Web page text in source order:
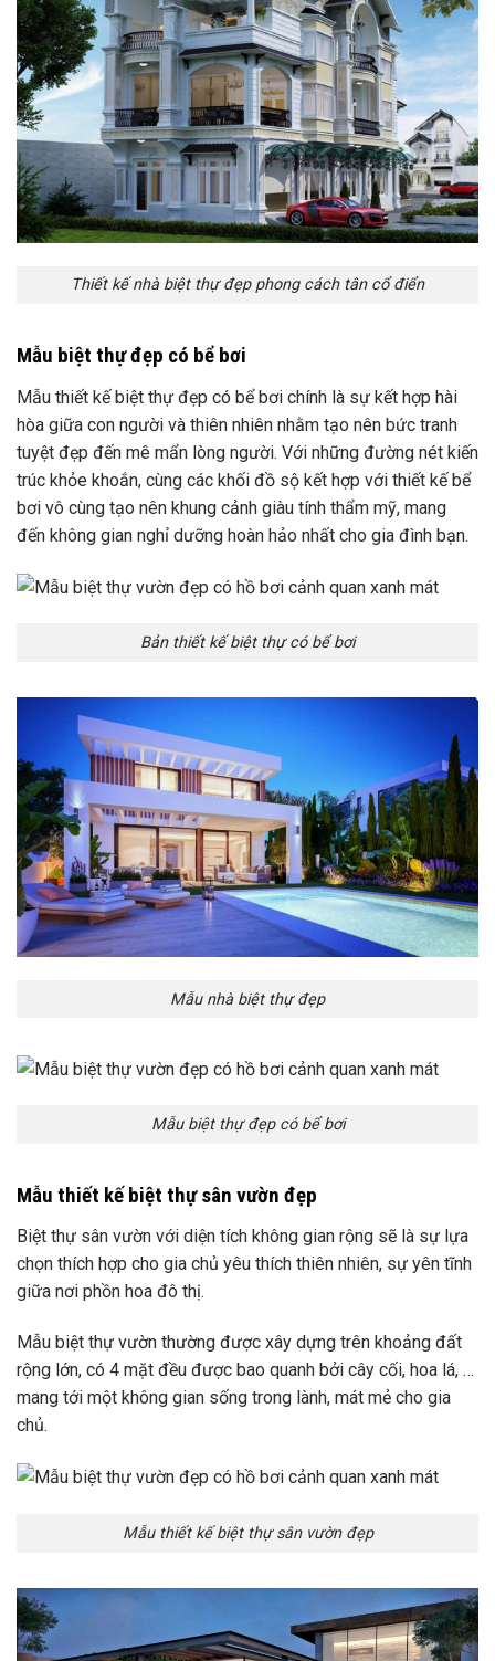
Thiết kế nhà biệt thự đẹp phong cách tân cổ điển
Mẫu biệt thự đẹp có bể bơi
Mẫu thiết kế biệt thự đẹp có bể bơi chính là sự kết hợp hài
hòa giữa con người và thiên nhiên nhằm tạo nên bức tranh
tuyệt đẹp đến mê mẩn lòng người. Với những đường nét kiến
trúc khỏe khoắn, cùng các khối đồ sộ kết hợp với thiết kế bể
bơi vô cùng tạo nên khung cảnh giàu tính thẩm mỹ, mang
đến không gian nghỉ dưỡng hoàn hảo nhất cho gia đình bạn.
Bản thiết kế biệt thự có bể bơi
Mẫu nhà biệt thự đẹp
Mẫu biệt thự đẹp có bể bơi
Mẫu thiết kế biệt thự sân vườn đẹp
Biệt thự sân vườn với diện tích không gian rộng sẽ là sự lựa
chọn thích hợp cho gia chủ yêu thích thiên nhiên, sự yên tĩnh
giữa nơi phồn hoa đô thị.
Mẫu biệt thự vườn thường được xây dựng trên khoảng đất
rộng lớn, có 4 mặt đều được bao quanh bởi cây cối, hoa lá, …
mang tới một không gian sống trong lành, mát mẻ cho gia
chủ.
Mẫu thiết kế biệt thự sân vườn đẹp